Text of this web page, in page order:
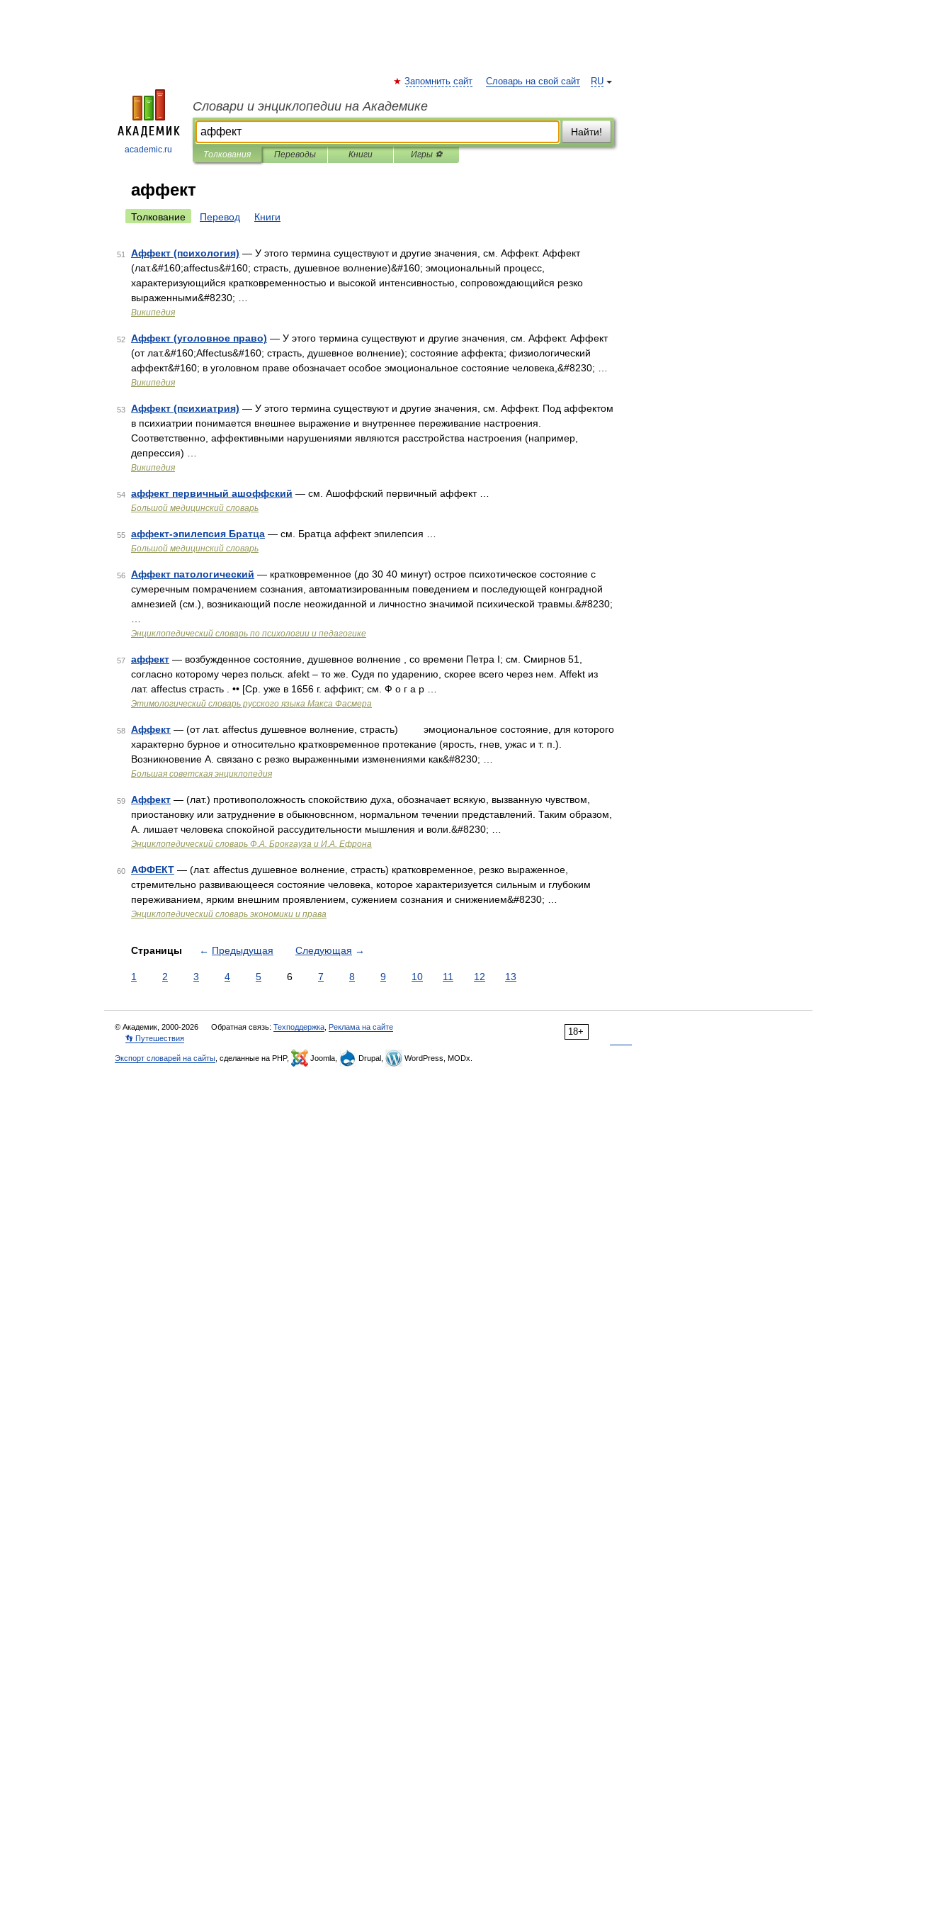
academic.ru
RU
Запомнить сайт Словарь на свой сайт
Словари и энциклопедии на Академике
Найти!
Толкования Переводы Книги Игры ⚽
аффект
Толкование Перевод Книги
51 Аффект (психология) — У этого термина существуют и другие значения, см. Аффект. Аффект
(лат.&#160;affectus&#160; страсть, душевное волнение)&#160; эмоциональный процесс,
характеризующийся кратковременностью и высокой интенсивностью, сопровождающийся резко
выраженными&#8230; …
Википедия
52 Аффект (уголовное право) — У этого термина существуют и другие значения, см. Аффект. Аффект
(от лат.&#160;Affectus&#160; страсть, душевное волнение); состояние аффекта; физиологический
аффект&#160; в уголовном праве обозначает особое эмоциональное состояние человека,&#8230; …
Википедия
53 Аффект (психиатрия) — У этого термина существуют и другие значения, см. Аффект. Под аффектом
в психиатрии понимается внешнее выражение и внутреннее переживание настроения.
Соответственно, аффективными нарушениями являются расстройства настроения (например,
депрессия) …
Википедия
54 аффект первичный ашоффский — см. Ашоффский первичный аффект …
Большой медицинский словарь
55 аффект-эпилепсия Братца — см. Братца аффект эпилепсия …
Большой медицинский словарь
56 Аффект патологический — кратковременное (до 30 40 минут) острое психотическое состояние с
сумеречным помрачением сознания, автоматизированным поведением и последующей конградной
амнезией (см.), возникающий после неожиданной и личностно значимой психической травмы.&#8230;
Энциклопедический словарь по психологии и педагогике
57 аффект — возбужденное состояние, душевное волнение , со времени Петра I; см. Смирнов 51,
согласно которому через польск. afekt – то же. Судя по ударению, скорее всего через нем. Affekt из
лат. affectus страсть . •• [Ср. уже в 1656 г. аффикт; см. Ф о г а р …
Этимологический словарь русского языка Макса Фасмера
58 Аффект — (от лат. affectus душевное волнение, страсть) эмоциональное состояние, для которого
характерно бурное и относительно кратковременное протекание (ярость, гнев, ужас и т. п.).
Возникновение А. связано с резко выраженными изменениями как&#8230; …
Большая советская энциклопедия
59 Аффект — (лат.) противоположность спокойствию духа, обозначает всякую, вызванную чувством,
приостановку или затруднение в обыкновснном, нормальном течении представлений. Таким образом,
А. лишает человека спокойной рассудительности мышления и воли.&#8230; …
Энциклопедический словарь Ф.А. Брокгауза и И.А. Ефрона
60 АФФЕКТ — (лат. affectus душевное волнение, страсть) кратковременное, резко выраженное,
стремительно развивающееся состояние человека, которое характеризуется сильным и глубоким
переживанием, ярким внешним проявлением, сужением сознания и снижением&#8230; …
Энциклопедический словарь экономики и права
Страницы ← Предыдущая Следующая →
1 2 3 4 5 6 7 8 9 10 11 12 13
18+
© Академик, 2000-2026 Обратная связь: Техподдержка Реклама на сайте
👣 Путешествия
Экспорт словарей на сайты , сделанные на PHP, Joomla, Drupal, WordPress, MODx.